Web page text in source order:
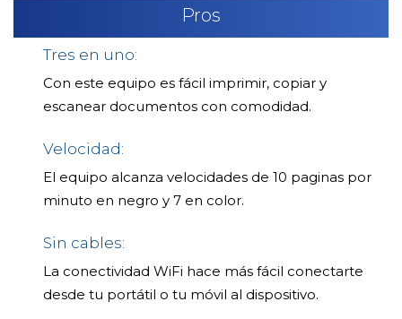
Pros
Tres en uno:
Con este equipo es fácil imprimir, copiar y
escanear documentos con comodidad.
Velocidad:
El equipo alcanza velocidades de 10 paginas por
minuto en negro y 7 en color.
Sin cables:
La conectividad WiFi hace más fácil conectarte
desde tu portátil o tu móvil al dispositivo.